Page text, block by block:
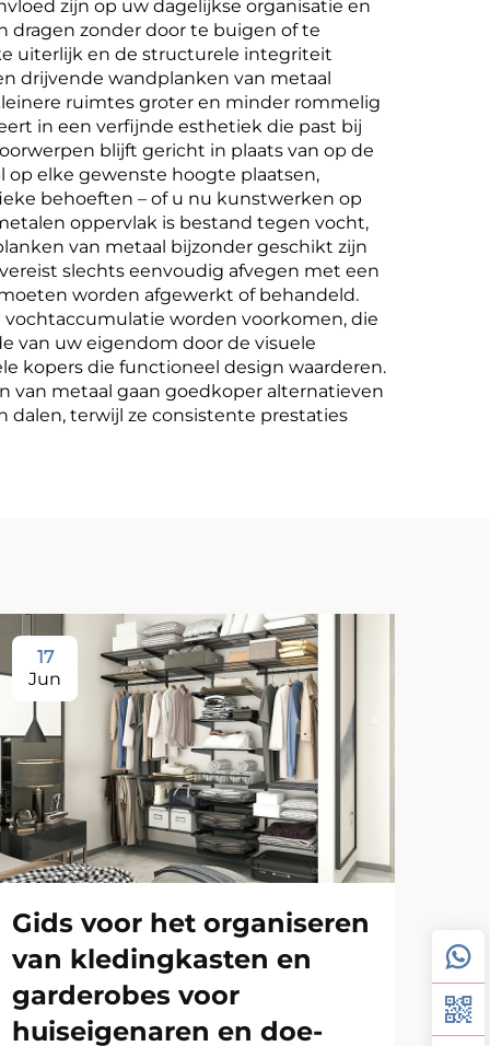
zijn op uw dagelijkse organisatie en
zonder door te buigen of te
uiterlijk en de structurele integriteit
drijvende wandplanken van metaal
ruimtes groter en minder rommelig
in een verfijnde esthetiek die past bij
blijft gericht in plaats van op de
elke gewenste hoogte plaatsen,
behoeften – of u nu kunstwerken op
oppervlak is bestand tegen vocht,
van metaal bijzonder geschikt zijn
slechts eenvoudig afvegen met een
worden afgewerkt of behandeld.
worden voorkomen, die
van uw eigendom door de visuele
kopers die functioneel design waarderen.
metaal gaan goedkoper alternatieven
terwijl ze consistente prestaties
17
Jun
Gids voor het organiseren
van kledingkasten en
garderobes voor
huiseigenaren en doe-